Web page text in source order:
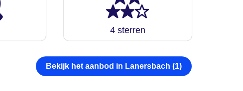
4 sterren
Bekijk het aanbod in Lanersbach (1)